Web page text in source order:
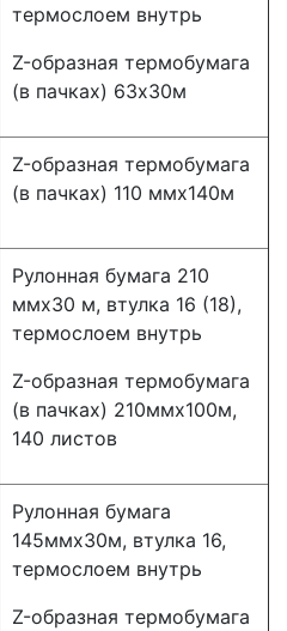
термослоем внутрь
Z-образная термобумага
(в пачках) 63х30м
Z-образная термобумага
(в пачках) 110 ммх140м
Рулонная бумага 210
ммx30 м, втулка 16 (18),
термослоем внутрь
Z-образная термобумага
(в пачках) 210ммх100м,
140 листов
Рулонная бумага
145ммх30м, втулка 16,
термослоем внутрь
Z-образная термобумага